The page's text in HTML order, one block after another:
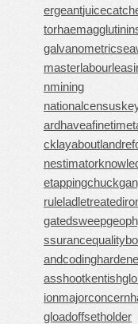
ergeant
torhaemagglutinin
galvanometric
master
nmining
nationalcensus
ardhaveafinetime
cklayabout
nestimator
etappingchuck
rule
gatedsweep
ssurance
andcoding
asshoot
ionmajorconcern
gloadoffsetholder